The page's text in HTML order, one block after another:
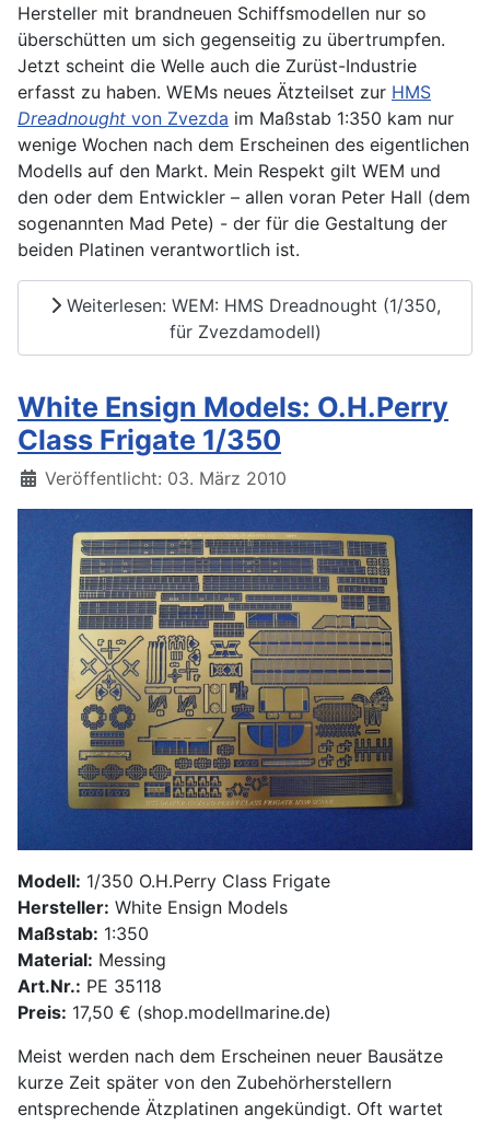
Hersteller mit brandneuen Schiffsmodellen nur so
überschütten um sich gegenseitig zu übertrumpfen.
Jetzt scheint die Welle auch die Zurüst-Industrie
erfasst zu haben. WEMs neues Ätzteilset zur HMS
Dreadnought von Zvezda im Maßstab 1:350 kam nur
wenige Wochen nach dem Erscheinen des eigentlichen
Modells auf den Markt. Mein Respekt gilt WEM und
den oder dem Entwickler – allen voran Peter Hall (dem
sogenannten Mad Pete) - der für die Gestaltung der
beiden Platinen verantwortlich ist.
Weiterlesen: WEM: HMS Dreadnought (1/350,
für Zvezdamodell)
White Ensign Models: O.H.Perry
Class Frigate 1/350
Details
Veröffentlicht: 03. März 2010
Modell: 1/350 O.H.Perry Class Frigate
Hersteller: White Ensign Models
Maßstab: 1:350
Material: Messing
Art.Nr.: PE 35118
Preis: 17,50 € (shop.modellmarine.de)
Meist werden nach dem Erscheinen neuer Bausätze
kurze Zeit später von den Zubehörherstellern
entsprechende Ätzplatinen angekündigt. Oft wartet